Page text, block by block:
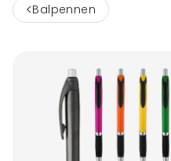
< Balpennen